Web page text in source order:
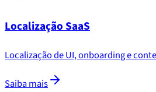
Localização SaaS
Localização de UI, onboarding e
Saiba mais